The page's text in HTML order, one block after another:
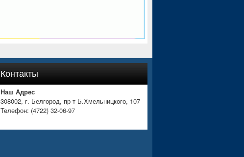
Контакты
Наш Адрес
308002, г. Белгород, пр-т Б.Хмельницкого, 107
Телефон: (4722) 32-06-97